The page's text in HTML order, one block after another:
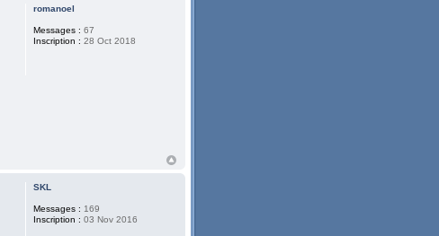
romanoel
Messages : 67
Inscription : 28 Oct 2018
SKL
Messages : 169
Inscription : 03 Nov 2016